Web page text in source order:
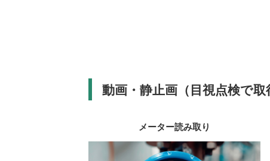
動画・静止画（目視点検で
メーター読み取り